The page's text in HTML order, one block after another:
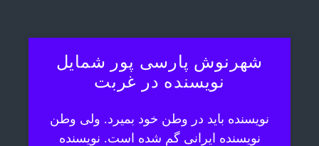
شهرنوش پارسی پور شمایل
نویسنده در غربت
نویسنده باید در وطن خود بمیرد. ولی وطن
نویسنده ایرانی گم شده است. نویسنده